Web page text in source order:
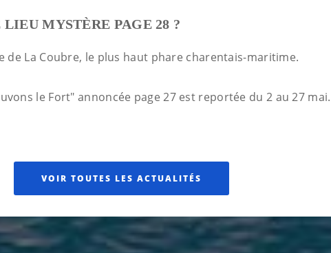
MYSTÈRE PAGE 28 ?
de La Coubre, le plus haut phare charentais-maritime.
le Fort" annoncée page 27 est reportée du 2 au 27 mai.
VOIR TOUTES LES ACTUALITÉS